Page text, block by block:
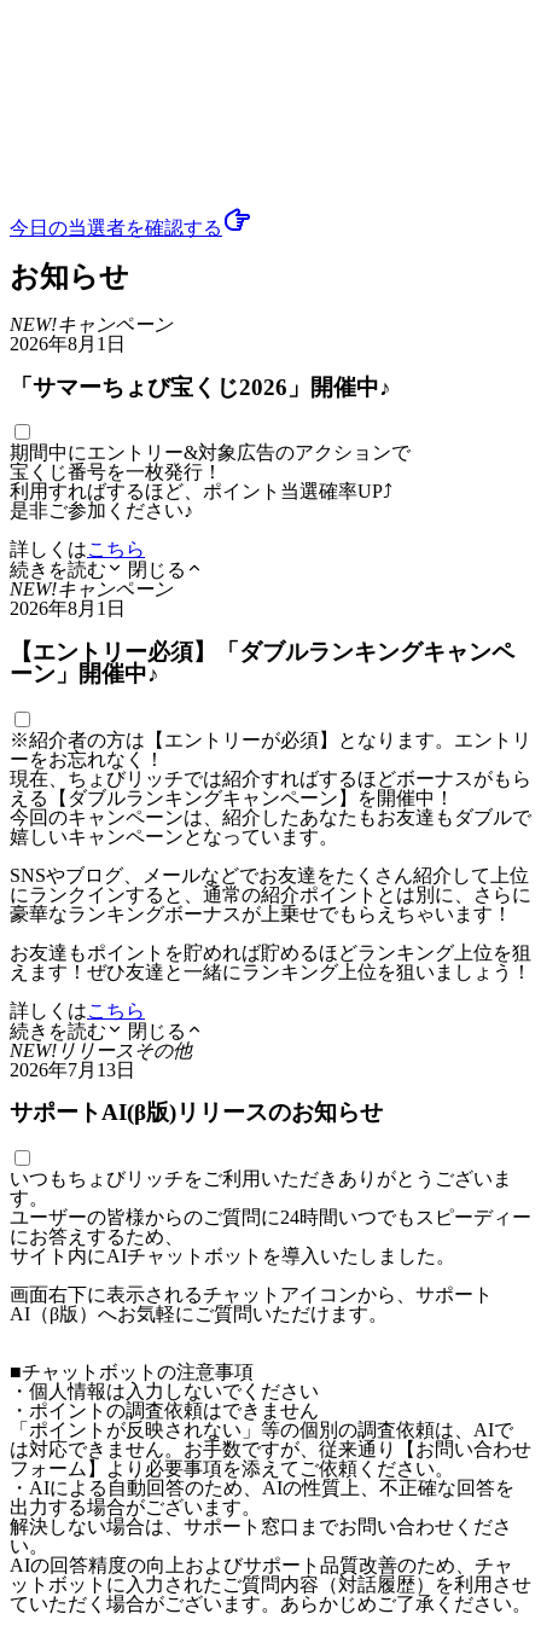
今日の当選者を確認する
お知らせ
NEW!キャンペーン
2026年8月1日
「サマーちょび宝くじ2026」開催中♪
期間中にエントリー&対象広告のアクションで
宝くじ番号を一枚発行！
利用すればするほど、ポイント当選確率UP⤴
是非ご参加ください♪
詳しくはこちら
続きを読む
閉じる
NEW!キャンペーン
2026年8月1日
【エントリー必須】「ダブルランキングキャンペ
ーン」開催中♪
※紹介者の方は【エントリーが必須】となります。エントリ
ーをお忘れなく！
現在、ちょびリッチでは紹介すればするほどボーナスがもら
える【ダブルランキングキャンペーン】を開催中！
今回のキャンペーンは、紹介したあなたもお友達もダブルで
嬉しいキャンペーンとなっています。
SNSやブログ、メールなどでお友達をたくさん紹介して上位
にランクインすると、通常の紹介ポイントとは別に、さらに
豪華なランキングボーナスが上乗せでもらえちゃいます！
お友達もポイントを貯めれば貯めるほどランキング上位を狙
えます！ぜひ友達と一緒にランキング上位を狙いましょう！
詳しくはこちら
続きを読む
閉じる
NEW! リリースその他
2026年7月13日
サポートAI(β版)リリースのお知らせ
いつもちょびリッチをご利用いただきありがとうございま
す。
ユーザーの皆様からのご質問に24時間いつでもスピーディー
にお答えするため、
サイト内にAIチャットボットを導入いたしました。
画面右下に表示されるチャットアイコンから、サポート
AI（β版）へお気軽にご質問いただけます。
■チャットボットの注意事項
・個人情報は入力しないでください
・ポイントの調査依頼はできません
「ポイントが反映されない」等の個別の調査依頼は、AIで
は対応できません。お手数ですが、従来通り【お問い合わせ
フォーム】より必要事項を添えてご依頼ください。
・AIによる自動回答のため、AIの性質上、不正確な回答を
出力する場合がございます。
解決しない場合は、サポート窓口までお問い合わせくださ
い。
AIの回答精度の向上およびサポート品質改善のため、チャ
ットボットに入力されたご質問内容（対話履歴）を利用させ
ていただく場合がございます。あらかじめご了承ください。